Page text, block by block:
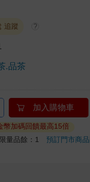
追蹤 ?
.品茶
加入購物車
加碼回饋最高15倍
限量品餘：1預訂門市商品